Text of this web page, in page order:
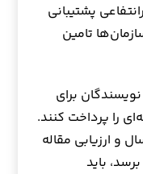
پشتیبانی
تامین
برای
را پرداخت کنند.
و ارزیابی مقاله
باید